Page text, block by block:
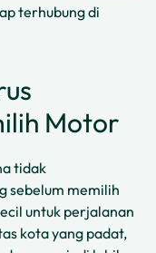
terhubung di
Motor
tidak
sebelum memilih
untuk perjalanan
kota yang padat,